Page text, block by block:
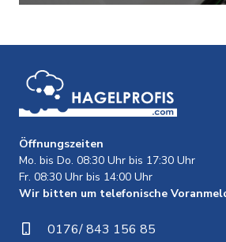
Öffnungszeiten
Mo. bis Do. 08:30 Uhr bis 17:30 Uhr
Fr. 08:30 Uhr bis 14:00 Uhr
Wir bitten um telefonische
0176/ 843 156 85